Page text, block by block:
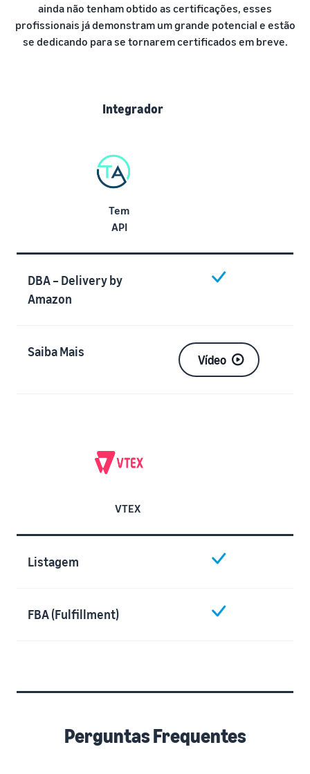
ainda não tenham obtido as certificações, esses
profissionais já demonstram um grande potencial e estão
se dedicando para se tornarem certificados em breve.
Integrador
Tem
API
DBA – Delivery by
Amazon
Saiba Mais
Vídeo
VTEX
Listagem
FBA (Fulfillment)
Perguntas Frequentes